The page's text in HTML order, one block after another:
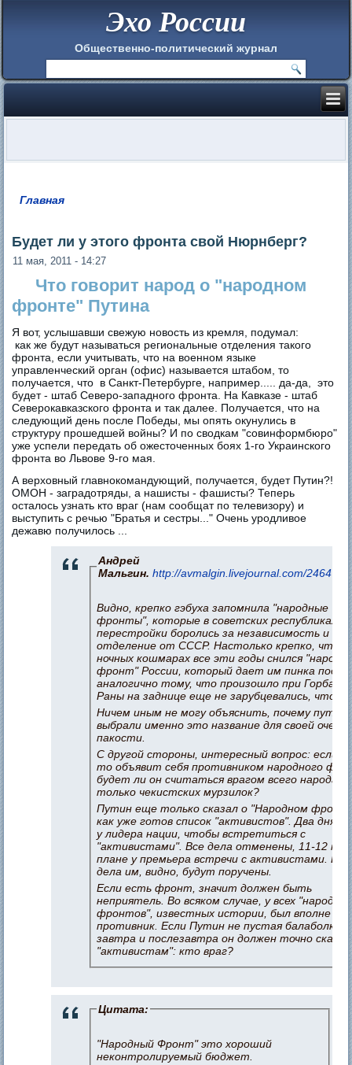
Эхо России
Общественно-политический журнал
Главная
Будет ли у этого фронта свой Нюрнберг?
11 мая, 2011 - 14:27
Что говорит народ о "народном
фронте" Путина
Я вот, услышавши свежую новость из кремля, подумал:
как же будут называться региональные отделения такого
фронта, если учитывать, что на военном языке
управленческий орган (офис) называется штабом, то
получается, что в Санкт-Петербурге, например..... да-да, это
будет - штаб Северо-западного фронта. На Кавказе - штаб
Северокавказского фронта и так далее. Получается, что на
следующий день после Победы, мы опять окунулись в
структуру прошедшей войны? И по сводкам "совинформбюро"
уже успели передать об ожесточенных боях 1-го Украинского
фронта во Львове 9-го мая.
А верховный главнокомандующий, получается, будет Путин?!
ОМОН - заградотряды, а нашисты - фашисты? Теперь
осталось узнать кто враг (нам сообщат по телевизору) и
выступить с речью "Братья и сестры..." Очень уродливое
дежавю получилось ...
Андрей
Мальгин.http://avmalgin.livejournal.com/
Видно, крепко гэбуха запомнила "народные
фронты", которые в советских республиках в
перестройки боролись за независимость и
отделение от СССР. Настолько крепко, что
ночных кошмарах все эти годы снился
фронт" России, который дает им пинка под
аналогично тому, что произошло при
Раны на заднице еще не зарубцевались, что
Ничем иным не могу объяснить, почему
выбрали именно это название для своей
пакости.
С другой стороны, интересный вопрос: если
то объявит себя противником народного
будет ли он считаться врагом всего народа,
только чекистских мурзилок?
Путин еще только сказал о "Народном
как уже готов список "активистов". Два дня
у лидера нации, чтобы встретиться с
"активистами". Все дела отменены, 11-12 мая
плане у премьера встречи с активистами.
дела им, видно, будут поручены.
Если есть фронт, значит должен быть
неприятель. Во всяком случае, у всех
фронтов", известных истории, был вполне
противник. Если Путин не пустая балаболка,
завтра и послезавтра он должен точно
"активистам": кто враг?
Цитата:
"Народный Фронт" это хороший
неконтролируемый бюджет.